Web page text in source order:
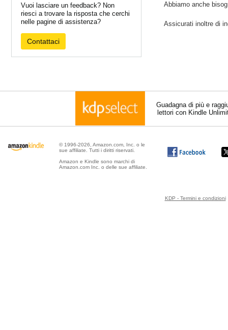
Vuoi lasciare un feedback? Non
riesci a trovare la risposta che cerchi
nelle pagine di assistenza?
Contattaci
Abbiamo anche
Assicurati inoltre di
Guadagna di più e
lettori con Kindle
© 1996-2026, Amazon.com, Inc. o le
sue affiliate. Tutti i diritti riservati.
Amazon e Kindle sono marchi di
Amazon.com Inc. o delle sue affiliate.
KDP - Termini e condizioni